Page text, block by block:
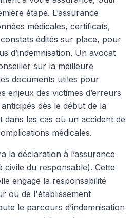
étape. L’assurance
médicales, certificats,
édités sur place, pour
d’indemnisation. Un avocat
sur la meilleure
documents utiles pour
enjeux des victimes d’erreurs
dès le début de la
les cas où un accident de
médicales.
la déclaration à l’assurance
civile du responsable). Cette
engage la responsabilité
ou de l'établissement
le parcours d’indemnisation